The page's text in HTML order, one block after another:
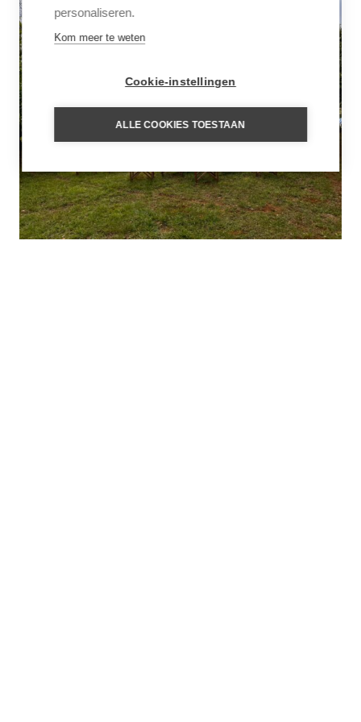
personaliseren.
Kom meer te weten
Cookie-instellingen
ALLE COOKIES TOESTAAN